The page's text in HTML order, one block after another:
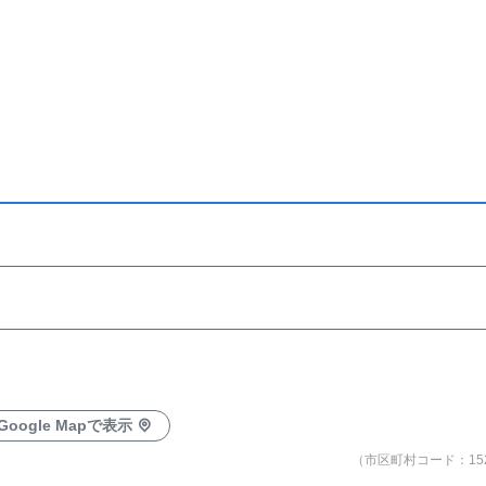
Mapで表示
（市区町村コード：